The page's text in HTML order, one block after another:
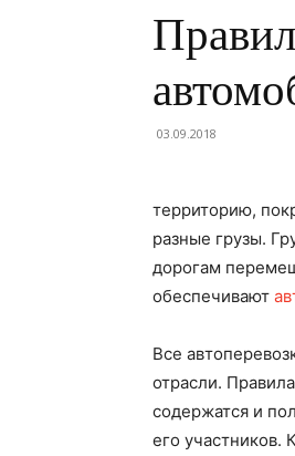
03.09.2018
территорию,
разные грузы.
дорогам
обеспечивают
Все
отрасли.
содержатся и
его участников.